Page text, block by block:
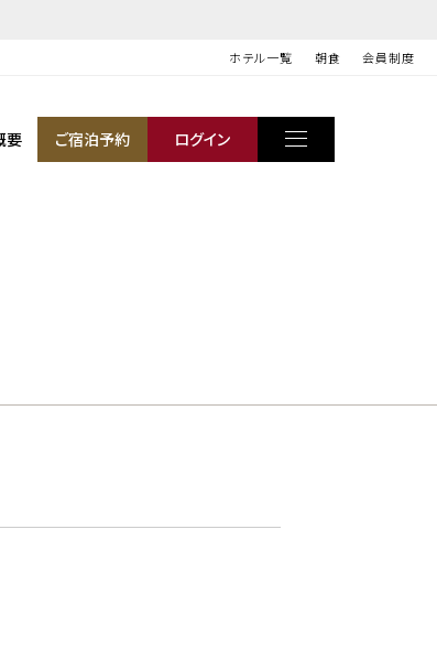
ホテル一覧 朝食 会員制度
要 ご宿泊予約 ログイン